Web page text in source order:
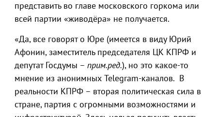
представить во главе московского горкома или
всей партии «живодёра» не получается.
«Да, все говорят о Юре (имеется в виду Юрий
Афонин, заместитель председателя ЦК КПРФ и
депутат Госдумы – прим.ред.), но это какое-то
мнение из анонимных Telegram-каналов. В
реальности КПРФ – вторая политическая сила в
стране, партия с огромными возможностями и